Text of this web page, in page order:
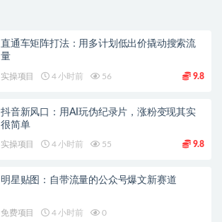
直通车矩阵打法：用多计划低出价撬动搜索流
量
实操项目 4 小时前 56 9.8
抖音新风口：用AI玩伪纪录片，涨粉变现其实
很简单
实操项目 4 小时前 55 9.8
明星贴图：自带流量的公众号爆文新赛道
免费项目 4 小时前 0